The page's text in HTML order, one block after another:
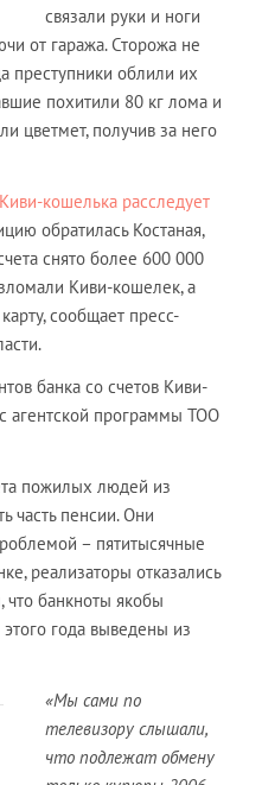
связали руки и ноги
от гаража. Сторожа не
преступники облили их
похитили 80 кг лома и
цветмет, получив за него
кошелька расследует
обратилась Костаная,
снято более 600 000
Киви-кошелек, а
сообщает пресс-
банка со счетов Киви-
агентской программы ТОО
пожилых людей из
часть пенсии. Они
– пятитысячные
реализаторы отказались
что банкноты якобы
года выведены из
«Мы сами по
телевизору слышали,
что подлежат обмену